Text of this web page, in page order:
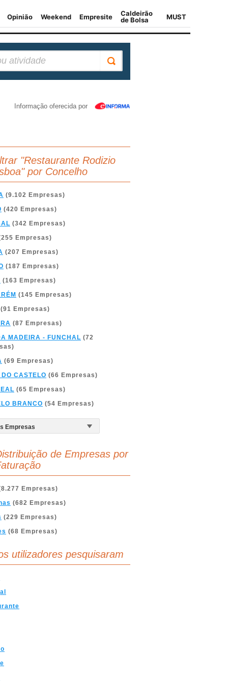
Informação oferecida por
"Restaurante Rodizio
por Concelho
(9.102 Empresas)
(420 Empresas)
(342 Empresas)
Empresas)
(207 Empresas)
(187 Empresas)
(163 Empresas)
(145 Empresas)
(91 Empresas)
(87 Empresas)
MADEIRA - FUNCHAL (72
(69 Empresas)
CASTELO (66 Empresas)
(65 Empresas)
BRANCO (54 Empresas)
de Empresas por
Empresas)
(682 Empresas)
(229 Empresas)
(68 Empresas)
utilizadores pesquisaram